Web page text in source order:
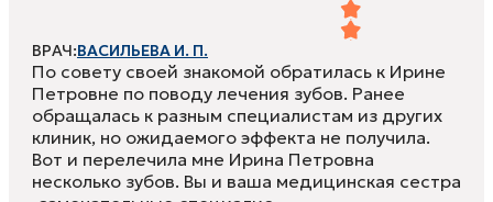
ВРАЧ:ВАСИЛЬЕВА И. П.
По совету своей знакомой обратилась к Ирине
Петровне по поводу лечения зубов. Ранее
обращалась к разным специалистам из других
клиник, но ожидаемого эффекта не получила.
Вот и перелечила мне Ирина Петровна
несколько зубов. Вы и ваша медицинская сестра